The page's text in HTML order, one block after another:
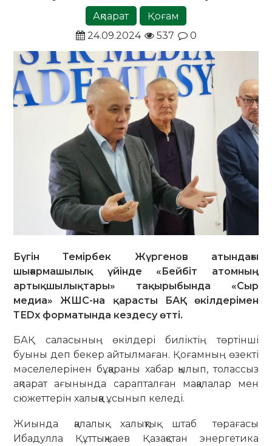
Ақпарат
Қоғам
24.09.2024
537 0
Бүгін Темірбек Жүргенов атындағы
шығармашылық үйінде «Бейбіт атомның
артықшылықтары» тақырыбында «Сыр
медиа» ЖШС-на қарасты БАҚ өкілдерімен
ТЕDx форматында кездесу өтті.
БАҚ саласының өкілдері биліктің төртінші
буыны деп бекер айтылмаған. Қоғамның өзекті
мәселелерінен бұқараны хабар қылып, толассыз
ақпарат ағынында сарапталған мақалалар мен
сюжеттерін халыққа ұсынып келеді.
Жиында қалалық халықтық штаб төрағасы
Ибадулла Құттықжаев Қазақстан энергетика